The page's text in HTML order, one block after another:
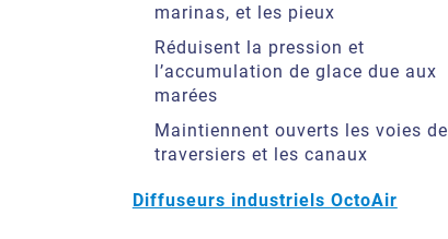
marinas, et les pieux
Réduisent la pression et
l’accumulation de glace due aux
marées
Maintiennent ouverts les voies de
traversiers et les canaux
Diffuseurs industriels OctoAir